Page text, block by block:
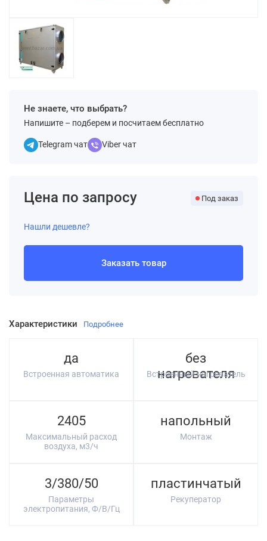
Не знаете, что выбрать?
Напишите – подберем и посчитаем бесплатно
Telegram чат Viber чат
Характеристики Подробнее
да
Встроенная автоматика
без
нагревателя
Встроенный нагреватель
2405
Максимальный расход
воздуха, м3/ч
напольный
Монтаж
3/380/50
Параметры
электропитания, Ф/В/Гц
пластинчатый
Рекуператор
Цена по запросу Под заказ
Нашли дешевле?
Заказать товар